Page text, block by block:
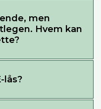
men
Hvem kan
lås?